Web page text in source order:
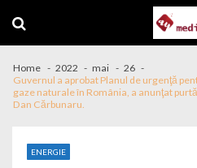
Home 2022 mai
26
Guvernul a aprobat Planul de urgenţă
gaze naturale în România, a anunţat
Dan Cărbunaru.
ENERGIE